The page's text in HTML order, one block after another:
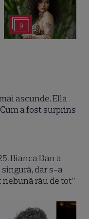
9
ascunde. Ella
a fost surprins
Bianca Dan a
dar s-a
rău de tot”